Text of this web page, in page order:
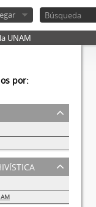
UNAM
por:
1